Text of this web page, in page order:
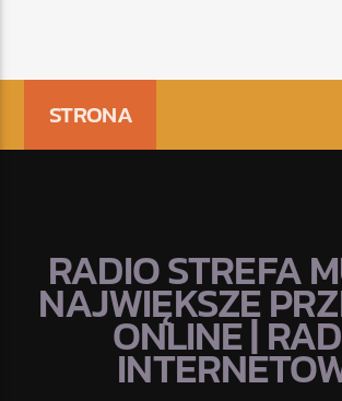
STRONA
RADIO STREFA
NAJWIĘKSZE
ONLINE |